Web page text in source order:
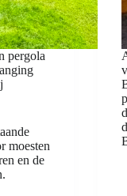
pergola
moesten
en de